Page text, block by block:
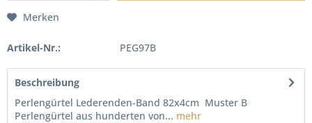
Merken
Artikel-Nr.: PEG97B
Beschreibung
Perlengürtel Lederenden-Band 82x4cm Muster B
Perlengürtel aus hunderten von... mehr